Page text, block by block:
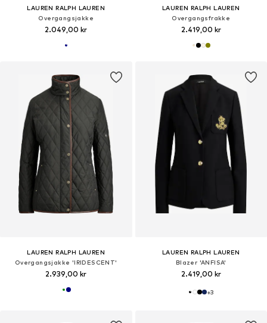
LAUREN RALPH LAUREN
Overgangsjakke
2.049,00 kr
LAUREN RALPH LAUREN
Overgangsfrakke
2.419,00 kr
LAUREN RALPH LAUREN
Overgangsjakke 'IRIDESCENT'
2.939,00 kr
LAUREN RALPH LAUREN
Blazer 'ANFISA'
2.419,00 kr
+3